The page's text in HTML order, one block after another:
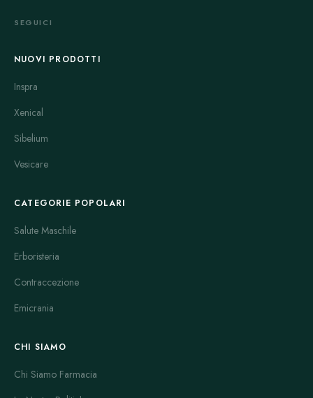
SEGUICI
NUOVI PRODOTTI
Inspra
Xenical
Sibelium
Vesicare
CATEGORIE POPOLARI
Salute Maschile
Erboristeria
Contraccezione
Emicrania
CHI SIAMO
Chi Siamo Farmacia